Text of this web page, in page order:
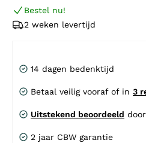
Bestel nu!
2 weken levertijd
14 dagen bedenktijd
Betaal veilig vooraf of in 3
Uitstekend beoordeeld
2 jaar CBW garantie